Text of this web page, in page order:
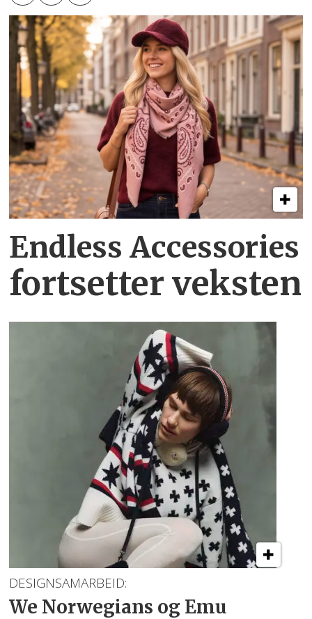
Endless Accessories
fortsetter veksten
DESIGNSAMARBEID:
We Norwegians og Emu